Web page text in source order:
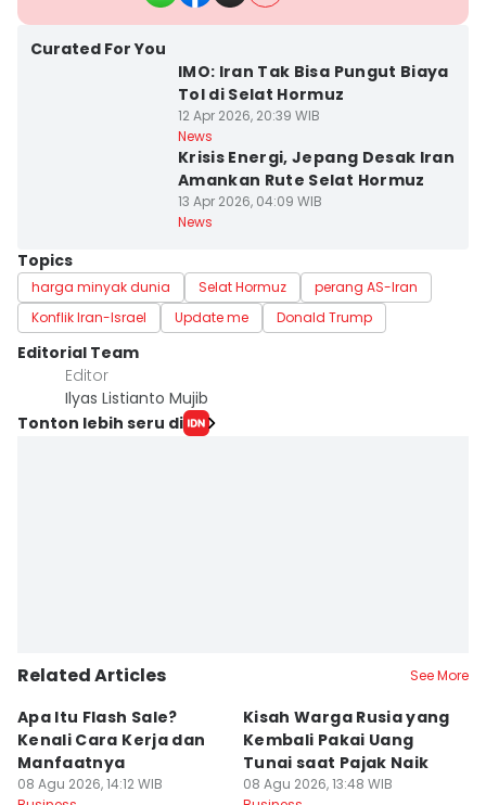
Curated For You
IMO: Iran Tak Bisa Pungut Biaya
Tol di Selat Hormuz
12 Apr 2026, 20:39 WIB
News
Krisis Energi, Jepang Desak Iran
Amankan Rute Selat Hormuz
13 Apr 2026, 04:09 WIB
News
Topics
harga minyak dunia Selat Hormuz
perang AS-Iran
Konflik Iran-Israel
Update me Donald Trump
Editorial Team
Editor
Ilyas Listianto Mujib
Tonton lebih seru di
Related Articles See More
Apa Itu Flash Sale?
Kenali Cara Kerja dan
Manfaatnya
08 Agu 2026, 14:12 WIB
Kisah Warga Rusia yang
Kembali Pakai Uang
Tunai saat Pajak Naik
08 Agu 2026, 13:48 WIB